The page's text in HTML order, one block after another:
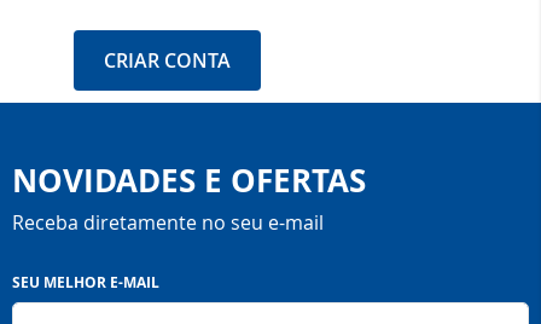
CRIAR CONTA
NOVIDADES E OFERTAS
Receba diretamente no seu e-mail
Inscreva-
se
SEU MELHOR E-MAIL